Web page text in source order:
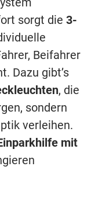
sorgt die 3-
Beifahrer
Dazu gibt’s
, die
sondern
verleihen.
mit